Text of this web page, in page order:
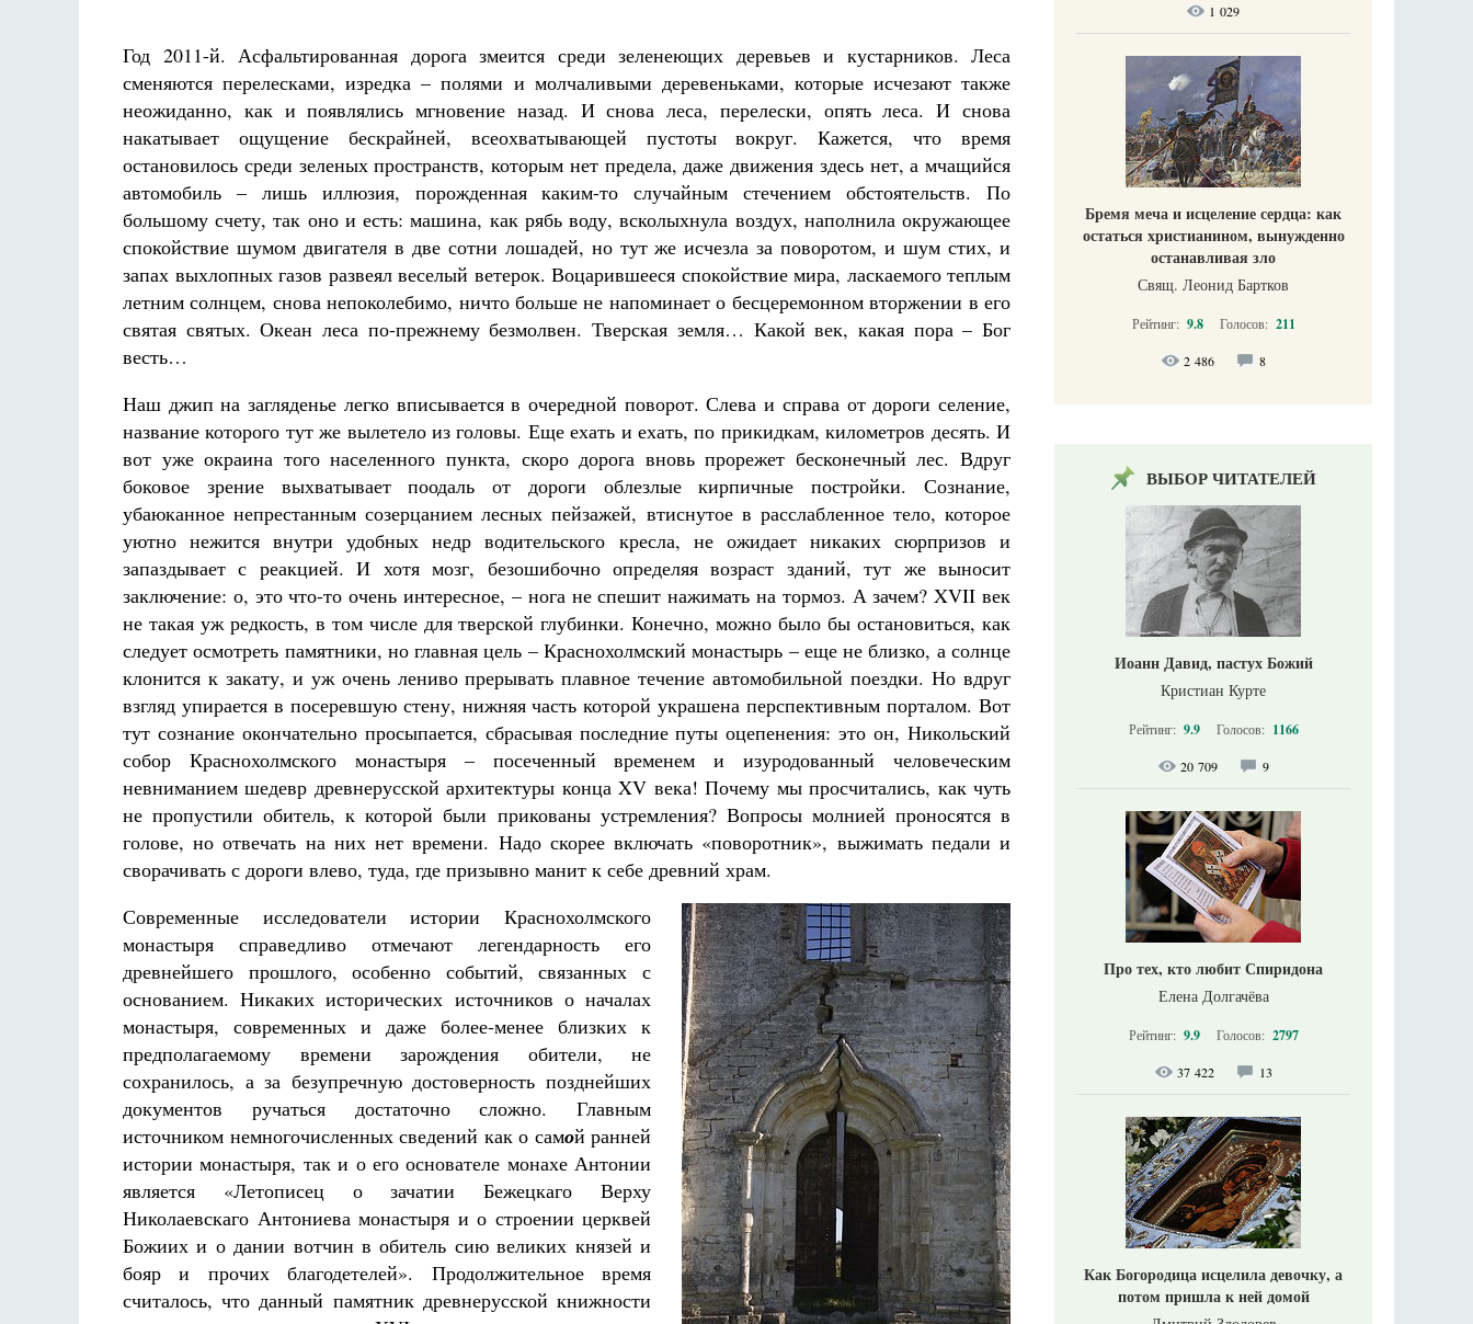
Год 2011-й. Асфальтированная дорога змеится среди зеленеющих деревьев и кустарников. Леса
сменяются перелесками, изредка – полями и молчаливыми деревеньками, которые исчезают также
неожиданно, как и появлялись мгновение назад. И снова леса, перелески, опять леса. И снова
накатывает ощущение бескрайней, всеохватывающей пустоты вокруг. Кажется, что время
остановилось среди зеленых пространств, которым нет предела, даже движения здесь нет, а мчащийся
автомобиль – лишь иллюзия, порожденная каким-то случайным стечением обстоятельств. По
большому счету, так оно и есть: машина, как рябь воду, всколыхнула воздух, наполнила окружающее
спокойствие шумом двигателя в две сотни лошадей, но тут же исчезла за поворотом, и шум стих, и
запах выхлопных газов развеял веселый ветерок. Воцарившееся спокойствие мира, ласкаемого теплым
летним солнцем, снова непоколебимо, ничто больше не напоминает о бесцеремонном вторжении в его
святая святых. Океан леса по-прежнему безмолвен. Тверская земля… Какой век, какая пора – Бог
весть…
Наш джип на загляденье легко вписывается в очередной поворот. Слева и справа от дороги селение,
название которого тут же вылетело из головы. Еще ехать и ехать, по прикидкам, километров десять. И
вот уже окраина того населенного пункта, скоро дорога вновь прорежет бесконечный лес. Вдруг
боковое зрение выхватывает поодаль от дороги облезлые кирпичные постройки. Сознание,
убаюканное непрестанным созерцанием лесных пейзажей, втиснутое в расслабленное тело, которое
уютно нежится внутри удобных недр водительского кресла, не ожидает никаких сюрпризов и
запаздывает с реакцией. И хотя мозг, безошибочно определяя возраст зданий, тут же выносит
заключение: о, это что-то очень интересное, – нога не спешит нажимать на тормоз. А зачем? XVII век
не такая уж редкость, в том числе для тверской глубинки. Конечно, можно было бы остановиться, как
следует осмотреть памятники, но главная цель – Краснохолмский монастырь – еще не близко, а солнце
клонится к закату, и уж очень лениво прерывать плавное течение автомобильной поездки. Но вдруг
взгляд упирается в посеревшую стену, нижняя часть которой украшена перспективным порталом. Вот
тут сознание окончательно просыпается, сбрасывая последние путы оцепенения: это он, Никольский
собор Краснохолмского монастыря – посеченный временем и изуродованный человеческим
невниманием шедевр древнерусской архитектуры конца XV века! Почему мы просчитались, как чуть
не пропустили обитель, к которой были прикованы устремления? Вопросы молнией проносятся в
голове, но отвечать на них нет времени. Надо скорее включать «поворотник», выжимать педали и
сворачивать с дороги влево, туда, где призывно манит к себе древний храм.
Современные исследователи истории Краснохолмского
монастыря справедливо отмечают легендарность его
древнейшего прошлого, особенно событий, связанных с
основанием. Никаких исторических источников о началах
монастыря, современных и даже более-менее близких к
предполагаемому времени зарождения обители, не
сохранилось, а за безупречную достоверность позднейших
документов ручаться достаточно сложно. Главным
источником немногочисленных сведений как о самой ранней
истории монастыря, так и о его основателе монахе Антонии
является «Летописец о зачатии Бежецкаго Верху
Николаевскаго Антониева монастыря и о строении церквей
Божиих и о дании вотчин в обитель сию великих князей и
бояр и прочих благодетелей». Продолжительное время
считалось, что данный памятник древнерусской книжности
1 029
Бремя меча и исцеление сердца: как
остаться христианином, вынужденно
останавливая зло
Свящ. Леонид Бартков
Рейтинг: 9.8 Голосов: 211
2 486 8
ВЫБОР ЧИТАТЕЛЕЙ
Иоанн Давид, пастух Божий
Кристиан Курте
Рейтинг: 9.9 Голосов: 1166
20 709 9
Про тех, кто любит Спиридона
Елена Долгачёва
Рейтинг: 9.9 Голосов: 2797
37 422 13
Как Богородица исцелила девочку, а
потом пришла к ней домой